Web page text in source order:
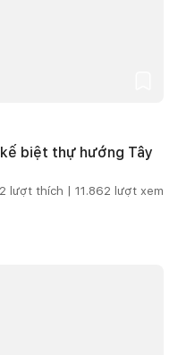
biệt thự hướng Tây
2 lượt thích | 11.862 lượt xem